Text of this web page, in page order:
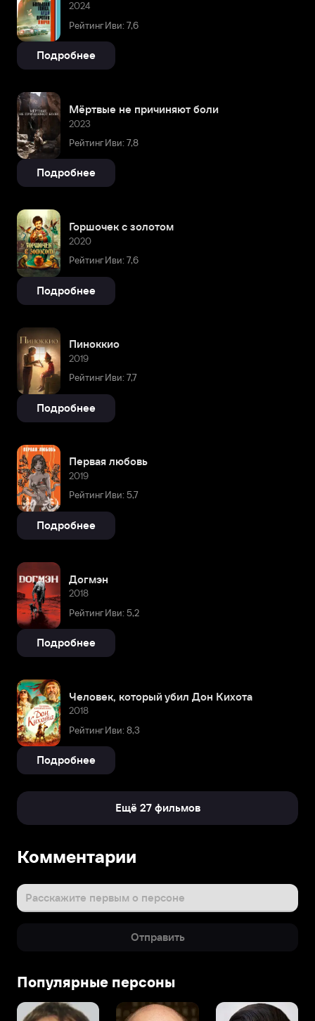
2024
Рейтинг Иви: 7,6
Подробнее
Мёртвые не причиняют боли
2023
Рейтинг Иви: 7,8
Подробнее
Горшочек с золотом
2020
Рейтинг Иви: 7,6
Подробнее
Пиноккио
2019
Рейтинг Иви: 7,7
Подробнее
Первая любовь
2019
Рейтинг Иви: 5,7
Подробнее
Догмэн
2018
Рейтинг Иви: 5,2
Подробнее
Человек, который убил Дон Кихота
2018
Рейтинг Иви: 8,3
Подробнее
Ещё 27 фильмов
Комментарии
Расскажите первым о персоне
Отправить
Популярные персоны